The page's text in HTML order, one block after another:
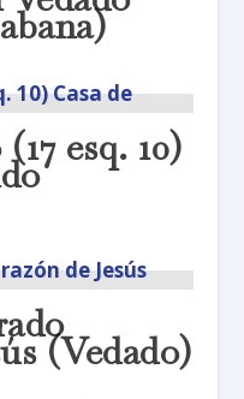
esq. 10)
(Vedado)